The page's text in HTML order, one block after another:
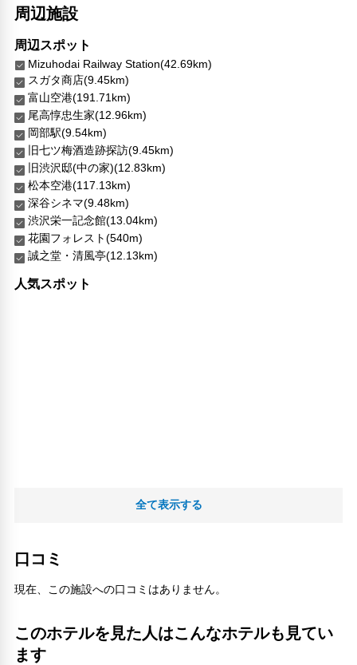
周辺施設
周辺スポット
Mizuhodai Railway Station(42.69km)
スガタ商店(9.45km)
富山空港(191.71km)
尾高惇忠生家(12.96km)
岡部駅(9.54km)
旧七ツ梅酒造跡探訪(9.45km)
旧渋沢邸(中の家)(12.83km)
松本空港(117.13km)
深谷シネマ(9.48km)
渋沢栄一記念館(13.04km)
花園フォレスト(540m)
誠之堂・清風亭(12.13km)
人気スポット
全て表示する
口コミ
現在、この施設への口コミはありません。
このホテルを見た人はこんなホテルも見てい
ます